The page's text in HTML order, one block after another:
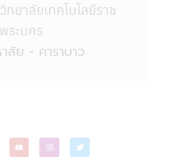
ทยาลัยเทคโนโลยีราช
ระนคร
ลัย - คาราบาว